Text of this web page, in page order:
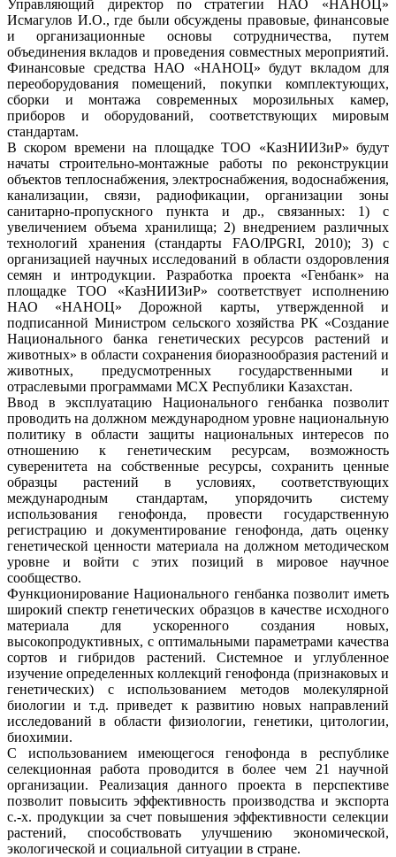
Управляющий директор по стратегии НАО «НАНОЦ»
Исмагулов И.О., где были обсуждены правовые, финансовые
и организационные основы сотрудничества, путем
объединения вкладов и проведения совместных мероприятий.
Финансовые средства НАО «НАНОЦ» будут вкладом для
переоборудования помещений, покупки комплектующих,
сборки и монтажа современных морозильных камер,
приборов и оборудований, соответствующих мировым
стандартам.
В скором времени на площадке ТОО «КазНИИЗиР» будут
начаты строительно-монтажные работы по реконструкции
объектов теплоснабжения, электроснабжения, водоснабжения,
канализации, связи, радиофикации, организации зоны
санитарно-пропускного пункта и др., связанных: 1) с
увеличением объема хранилища; 2) внедрением различных
технологий хранения (стандарты FAO/IPGRI, 2010); 3) с
организацией научных исследований в области оздоровления
семян и интродукции. Разработка проекта «Генбанк» на
площадке ТОО «КазНИИЗиР» соответствует исполнению
НАО «НАНОЦ» Дорожной карты, утвержденной и
подписанной Министром сельского хозяйства РК «Создание
Национального банка генетических ресурсов растений и
животных» в области сохранения биоразнообразия растений и
животных, предусмотренных государственными и
отраслевыми программами МСХ Республики Казахстан.
Ввод в эксплуатацию Национального генбанка позволит
проводить на должном международном уровне национальную
политику в области защиты национальных интересов по
отношению к генетическим ресурсам, возможность
суверенитета на собственные ресурсы, сохранить ценные
образцы растений в условиях, соответствующих
международным стандартам, упорядочить систему
использования генофонда, провести государственную
регистрацию и документирование генофонда, дать оценку
генетической ценности материала на должном методическом
уровне и войти с этих позиций в мировое научное
сообщество.
Функционирование Национального генбанка позволит иметь
широкий спектр генетических образцов в качестве исходного
материала для ускоренного создания новых,
высокопродуктивных, с оптимальными параметрами качества
сортов и гибридов растений. Системное и углубленное
изучение определенных коллекций генофонда (признаковых и
генетических) с использованием методов молекулярной
биологии и т.д. приведет к развитию новых направлений
исследований в области физиологии, генетики, цитологии,
биохимии.
С использованием имеющегося генофонда в республике
селекционная работа проводится в более чем 21 научной
организации. Реализация данного проекта в перспективе
позволит повысить эффективность производства и экспорта
с.-х. продукции за счет повышения эффективности селекции
растений, способствовать улучшению экономической,
экологической и социальной ситуации в стране.